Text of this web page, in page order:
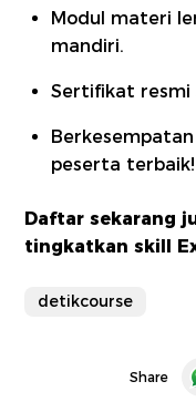
Modul materi
mandiri.
Sertifikat resmi
peserta terbaik!
Daftar sekarang
tingkatkan skill
detikcourse
Share